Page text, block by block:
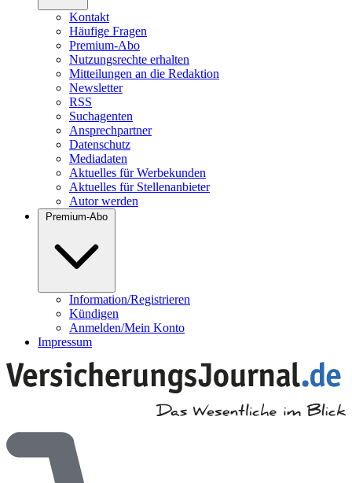
Kontakt
Häufige Fragen
Premium-Abo
Nutzungsrechte erhalten
Mitteilungen an die Redaktion
Newsletter
RSS
Suchagenten
Ansprechpartner
Datenschutz
Mediadaten
Aktuelles für Werbekunden
Aktuelles für Stellenanbieter
Autor werden
Premium-Abo
Information/Registrieren
Kündigen
Anmelden/Mein Konto
Impressum